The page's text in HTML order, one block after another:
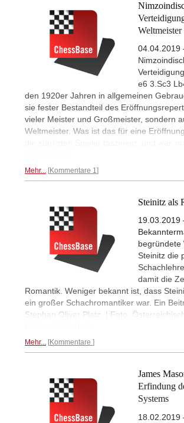
Weltmeister
04.04.2019
e6 3.Sc3
den 1920er Jahren in allgemeinen
sie fester Bestandteil des
vieler Meister und Großmeister, sondern
Weltmeister. Was ist das für eine
Mehr... Kommentare 1
Steinitz als
19.03.2019
begründete
Steinitz die
damit die
Romantik. Weniger bekannt ist, dass
ein großer Schachromantiker war. Ein
Stephan Oliver Platz. | Foto:
Mehr... Kommentare
James
Erfindung
Systems
18.02.2019